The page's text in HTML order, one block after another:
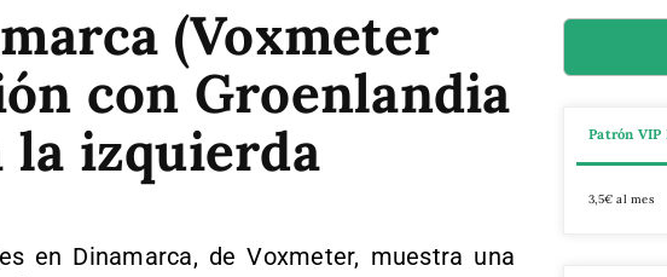
(Voxmeter
con Groenlandia
la izquierda
en Dinamarca, de Voxmeter, muestra una
Patrón VIP
3,5€ al mes